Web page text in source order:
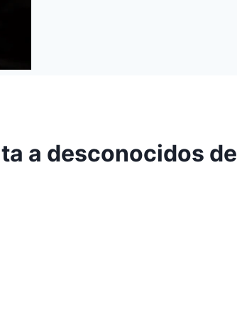
a desconocidos de